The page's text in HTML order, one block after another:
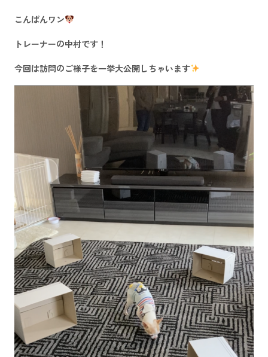
こんばんワン
トレーナーの中村です！
今回は訪問のご様子を一挙大公開しちゃいます